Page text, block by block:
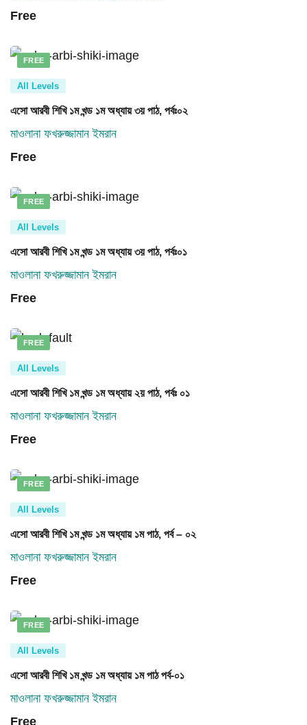
Free
FREE
All Levels
এসো আরবী শিখি ১ম খন্ড ১ম অধ্যায় ৩য় পাঠ, পর্বঃ০২
মাওলানা ফখরুজ্জামান ইমরান
Free
FREE
All Levels
এসো আরবী শিখি ১ম খন্ড ১ম অধ্যায় ৩য় পাঠ, পর্বঃ০১
মাওলানা ফখরুজ্জামান ইমরান
Free
FREE
All Levels
এসো আরবী শিখি ১ম খন্ড ১ম অধ্যায় ২য় পাঠ, পর্বঃ ০১
মাওলানা ফখরুজ্জামান ইমরান
Free
FREE
All Levels
এসো আরবী শিখি ১ম খন্ড ১ম অধ্যায় ১ম পাঠ, পর্ব – ০২
মাওলানা ফখরুজ্জামান ইমরান
Free
FREE
All Levels
এসো আরবী শিখি ১ম খন্ড ১ম অধ্যায় ১ম পাঠ পর্ব-০১
মাওলানা ফখরুজ্জামান ইমরান
Free